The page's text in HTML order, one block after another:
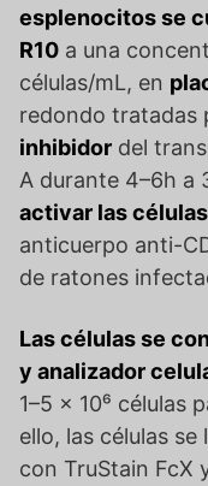
esplenocitos se
R10 a una
células/mL, en
redondo tratadas
inhibidor del
A durante 4–6h a
activar las
anticuerpo anti-
de ratones
Las células se
y analizador
1–5 x 10⁶ células
ello, las células se
con TruStain FcX